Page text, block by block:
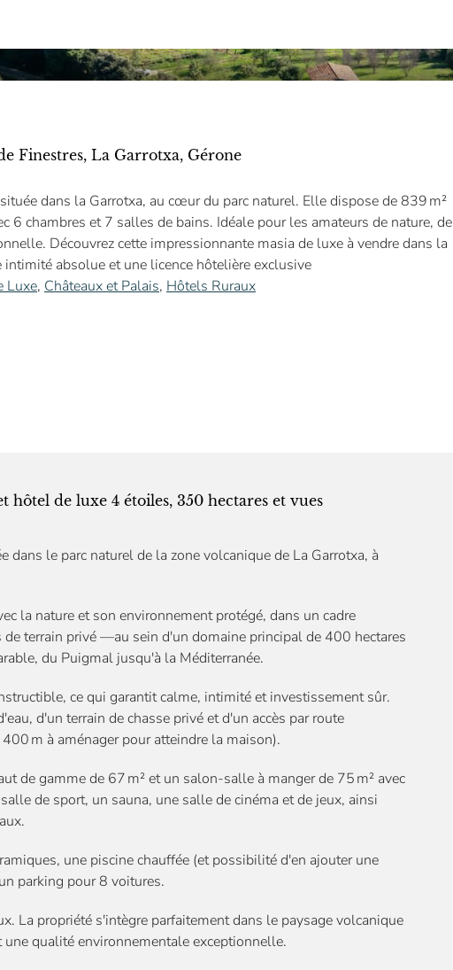
Finestres, La Garrotxa, Gérone
dans la Garrotxa, au cœur du parc naturel. Elle dispose de 839 m²
6 chambres et 7 salles de bains. Idéale pour les amateurs de nature, de
Découvrez cette impressionnante masia de luxe à vendre dans la
intimité absolue et une licence hôtelière exclusive
Luxe, Châteaux et Palais, Hôtels Ruraux
hôtel de luxe 4 étoiles, 350 hectares et vues
dans le parc naturel de la zone volcanique de La Garrotxa, à
la nature et son environnement protégé, dans un cadre
terrain privé —au sein d'un domaine principal de 400 hectares
du Puigmal jusqu'à la Méditerranée.
ce qui garantit calme, intimité et investissement sûr.
d'un terrain de chasse privé et d'un accès par route
m à aménager pour atteindre la maison).
de gamme de 67 m² et un salon-salle à manger de 75 m² avec
de sport, un sauna, une salle de cinéma et de jeux, ainsi
une piscine chauffée (et possibilité d'en ajouter une
parking pour 8 voitures.
La propriété s'intègre parfaitement dans le paysage volcanique
qualité environnementale exceptionnelle.